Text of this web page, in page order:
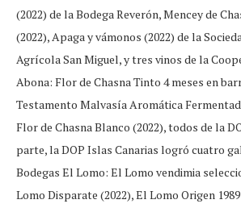
(2022) de la Bodega Reverón, Mencey de
(2022), Apaga y vámonos (2022) de la
Agrícola San Miguel, y tres vinos de la
Abona: Flor de Chasna Tinto 4 meses en
Testamento Malvasía Aromática
Flor de Chasna Blanco (2022), todos de la
parte, la DOP Islas Canarias logró cuatro
Bodegas El Lomo: El Lomo vendimia
Lomo Disparate (2022), El Lomo Origen